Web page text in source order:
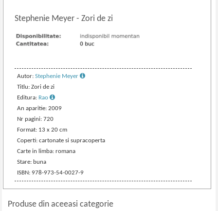
Stephenie Meyer- Zori de zi
Autor:Stephenie Meyer
Titlu: Zori de zi
Editura: Rao
An aparitie: 2009
Nr pagini: 720
Format: 13 x 20 cm
Coperti: cartonate si supracoperta
Carte in limba: romana
Stare: buna
ISBN: 978-973-54-0027-9
Produse din aceeasi categorie